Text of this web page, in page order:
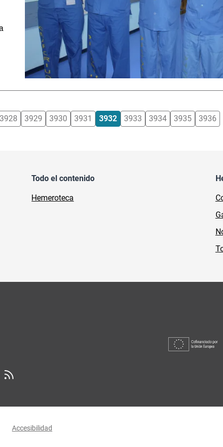
3929 3930 3931 3932 3933 3934 3935 3936
Todo el contenido
Hemeroteca
Accesibilidad